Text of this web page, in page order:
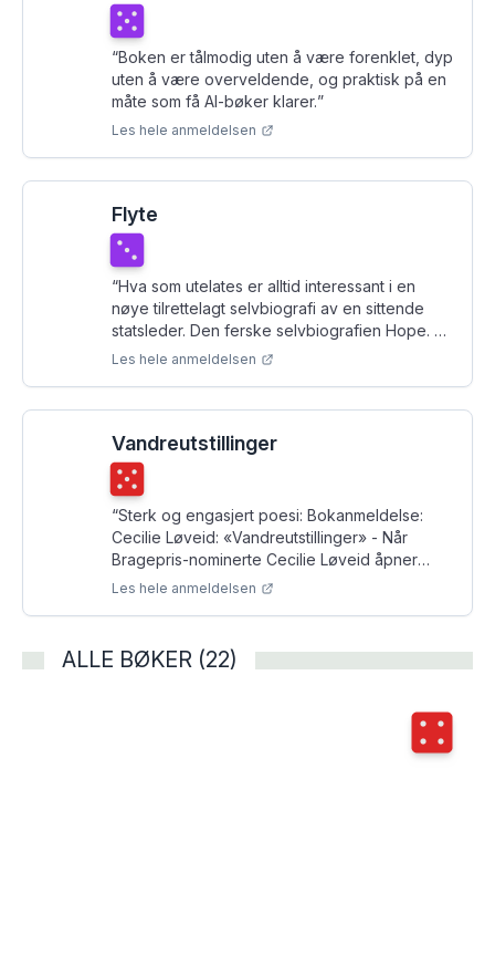
Terningkast
“Boken er tålmodig uten å være forenklet, dyp
uten å være overveldende, og praktisk på en
måte som få AI-bøker klarer.”
Les hele anmeldelsen
Flyte
Terningkast
“Hva som utelates er alltid interessant i en
nøye tilrettelagt selvbiografi av en sittende
statsleder. Den ferske selvbiografien Hope. An
Autobiography er intet unntak.
Les hele anmeldelsen
Vandreutstillinger
Terningkast
“Sterk og engasjert poesi: Bokanmeldelse:
Cecilie Løveid: «Vandreutstillinger» - Når
Bragepris-nominerte Cecilie Løveid åpner
dørene til sitt poetiske galleri og tar oss med
Les hele anmeldelsen
ALLE BØKER (22)